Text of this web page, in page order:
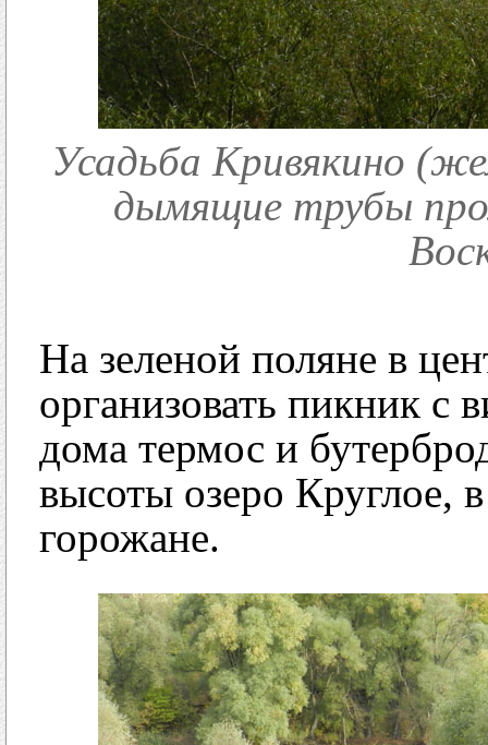
Усадьба Кривякино
дымящие трубы
На зеленой поляне в
организовать пикник с
дома термос и
высоты озеро Круглое,
горожане.